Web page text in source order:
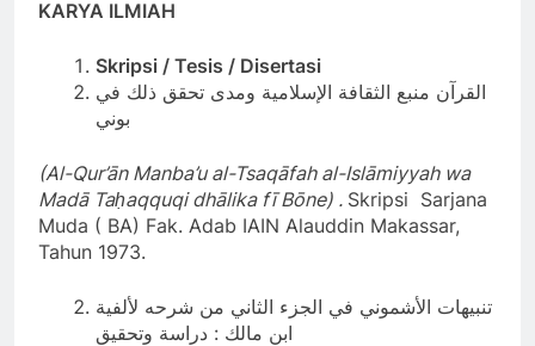
KARYA ILMIAH
Skripsi / Tesis / Disertasi
القرآن منبع الثقافة الإسلامية ومدى تحقق ذلك في
بوني
(Al-Qur’ān Manba’u al-Tsaqāfah al-Islāmiyyah wa
Madā Taḥaqquqi dhālika fī Bōne) . Skripsi Sarjana
Muda ( BA) Fak. Adab IAIN Alauddin Makassar,
Tahun 1973.
تنبيهات الأشموني في الجزء الثاني من شرحه لألفية
ابن مالك : دراسة وتحقيق